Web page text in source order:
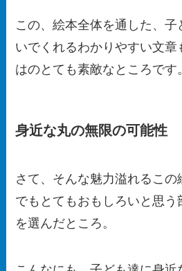
この、絵本全体を通した、
いでくれるわかりやすい文
はのとても素敵なところです
身近な丸の無限の可能性
さて、そんな魅力溢れるこの
でもとてもおもしろいと思
を選んだところ。